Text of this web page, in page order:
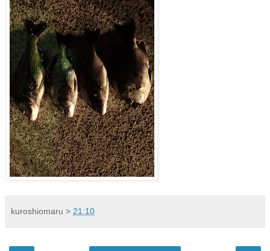
kuroshiomaru > 21:10